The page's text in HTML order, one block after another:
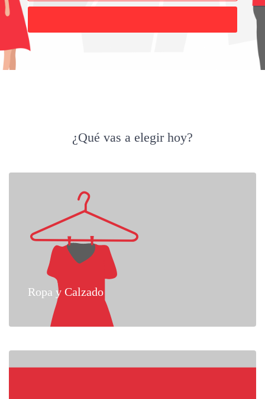
¿Qué vas a elegir hoy?
Ropa y Calzado